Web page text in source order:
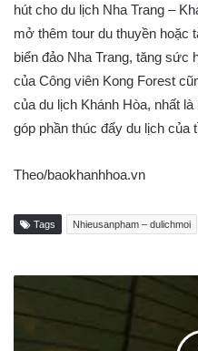
hút cho du lịch Nha Trang –
mở thêm tour du thuyền hoặc
biển đảo Nha Trang, tăng sức
của Công viên Kong Forest
của du lịch Khánh Hòa, nhất
góp phần thúc đẩy du lịch của
Theo/baokhanhhoa.vn
Tags Nhieusanpham – dulichmoi